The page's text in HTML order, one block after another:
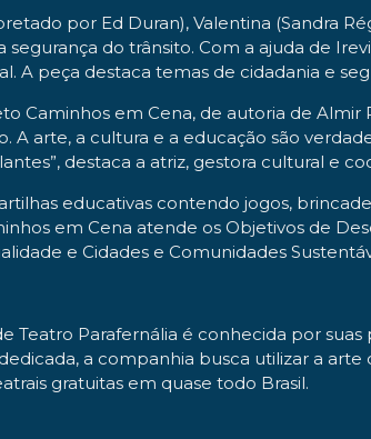
por Ed Duran), Valentina (Sandra
do trânsito. Com a ajuda de
A peça destaca temas de cidadania e
Caminhos em Cena, de autoria de
A arte, a cultura e a educação são
destaca a atriz, gestora cultural e
educativas contendo jogos,
em Cena atende os Objetivos de
e Cidades e Comunidades
Teatro Parafernália é conhecida por
a companhia busca utilizar a
gratuitas em quase todo Brasil.